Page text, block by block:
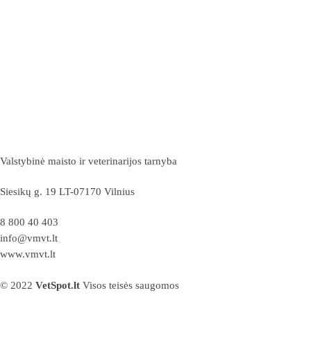
Valstybinė maisto ir veterinarijos tarnyba
Siesikų g. 19 LT-07170 Vilnius
8 800 40 403
info@vmvt.lt
www.vmvt.lt
© 2022 VetSpot.lt Visos teisės saugomos